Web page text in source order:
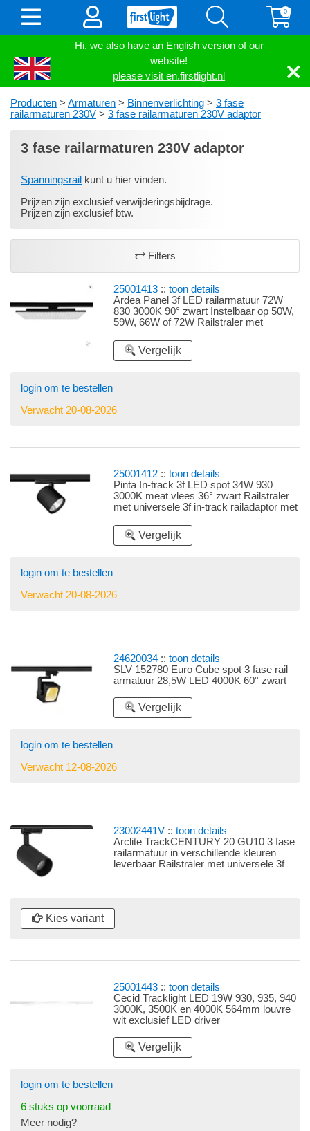
Hi, we also have an English version of our
website!
please visit en.firstlight.nl
0
Producten > Armaturen > Binnenverlichting > 3 fase
railarmaturen 230V > 3 fase railarmaturen 230V adaptor
3 fase railarmaturen 230V adaptor
Spanningsrail kunt u hier vinden.
Prijzen zijn exclusief verwijderingsbijdrage.
Prijzen zijn exclusief btw.
Filters
25001413 ::toon details
Ardea Panel 3f LED railarmatuur 72W
830 3000K 90° zwart Instelbaar op 50W,
59W, 66W of 72W Railstraler met
en reflector 90°
Vergelijk
login om te bestellen
Verwacht 20-08-2026
25001412 ::toon details
Pinta In-track 3f LED spot 34W 930
3000K meat vlees 36° zwart Railstraler
met universele 3f in-track railadaptor met
Vergelijk
login om te bestellen
Verwacht 20-08-2026
24620034 ::toon details
SLV 152780 Euro Cube spot 3 fase rail
armatuur 28,5W LED 4000K 60° zwart
Vergelijk
login om te bestellen
Verwacht 12-08-2026
23002441V ::toon details
Arclite TrackCENTURY 20 GU10 3 fase
railarmatuur in verschillende kleuren
leverbaar Railstraler met universele 3f
Kies variant
25001443 ::toon details
Cecid Tracklight LED 19W 930, 935, 940
3000K, 3500K en 4000K 564mm louvre
wit exclusief LED driver
Vergelijk
login om te bestellen
6 stuks op voorraad
Meer nodig?